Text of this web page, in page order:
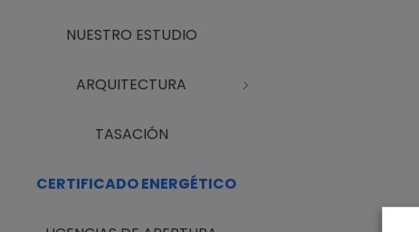
NUESTRO ESTUDIO
ARQUITECTURA
TASACIÓN
CERTIFICADO ENERGÉTICO